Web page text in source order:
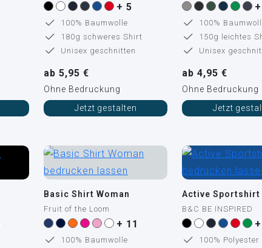
+ 5
100% Baumwolle
180g schweres Shirt
Unisex geschnitten
ab 5,95 €
Ohne Bedruckung
Jetzt gestalten
100%
150g leichtes
Unisex
ab 4,95 €
Ohne Bedruckung
Jetzt
Basic Shirt Woman
Fruit of the Loom
+ 11
100% Baumwolle
Active Sportshirt
B&C BE INSPIRED
100% Polyester